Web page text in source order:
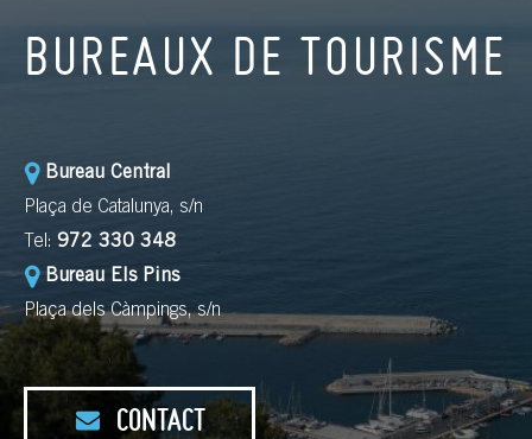
BUREAUX DE TOURISME
Bureau Central
Plaça de Catalunya, s/n
Tel: 972 330 348
Bureau Els Pins
Plaça dels Càmpings, s/n
CONTACT